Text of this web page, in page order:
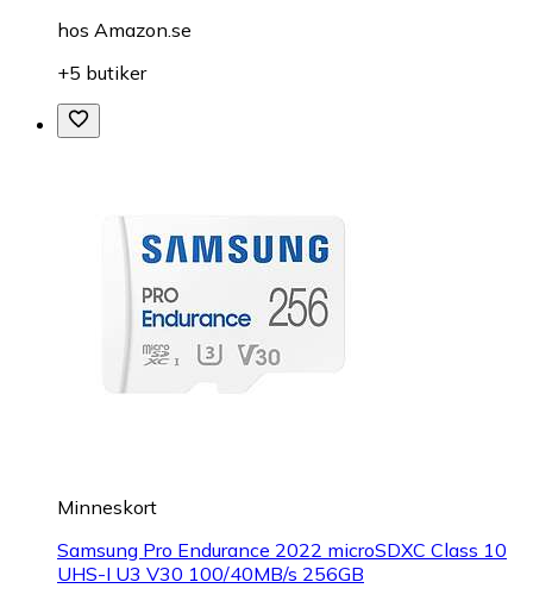
hos Amazon.se
+5 butiker
Minneskort
Samsung Pro Endurance 2022 microSDXC Class 10
UHS-I U3 V30 100/40MB/s 256GB